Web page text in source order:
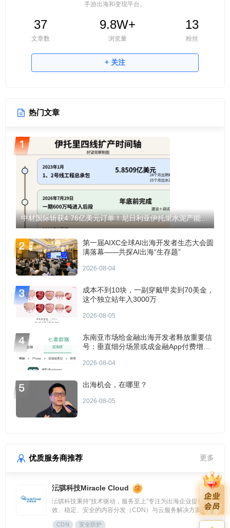
手游出海和变现平台。
37
文章数
9.8W+
浏览量
13
粉丝
+ 关注
热门文章
中材国际斩获4.76亿美元订单！尼日利亚伊托里水泥产能将翻倍至1200万吨！
第一届AIXC全球AI出海开发者生态大会圆
满落幕——共探AI出海“生存题”
2026-08-04
成本不到10块，一副穿戴甲卖到70美金，
这个独立站年入3000万
2026-08-05
东南亚市场给金融出海开发者释放重要信
号：垂直细分场景或成金融App付费增长
2026-08-04
出海机会，在哪里？
2026-08-05
优质服务商推荐 更多
沄骐科技Miracle Cloud
沄骐科技秉持“技术驱动，服务至上”专注为出海企业提供高
效、稳定、安全的内容分发（CDN）与云服务解决方案，是
全球边缘云领导者Fastly中国区首个合作伙伴。团队由业内资
CDN 安全防护